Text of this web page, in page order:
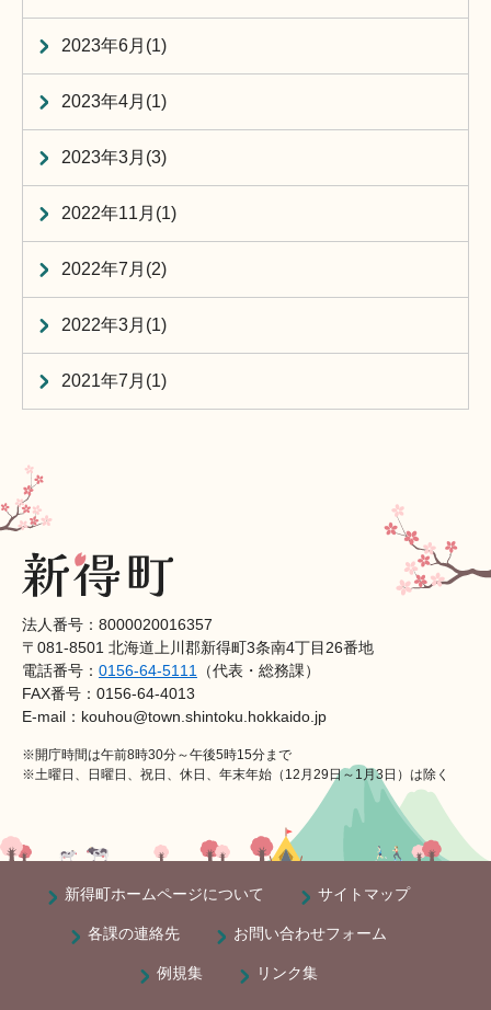
2023年6月(1)
2023年4月(1)
2023年3月(3)
2022年11月(1)
2022年7月(2)
2022年3月(1)
2021年7月(1)
法人番号：8000020016357
〒081-8501 北海道上川郡新得町3条南4丁目26番地
電話番号： 0156-64-5111
（代表・総務課）
FAX番号：0156-64-4013
E-mail：kouhou@town.shintoku.hokkaido.jp
※開庁時間は午前8時30分～午後5時15分まで
※土曜日、日曜日、祝日、休日、年末年始（12月29日～1月3日）は除く
新得町ホームページについて サイトマップ
各課の連絡先 お問い合わせフォーム
例規集 リンク集